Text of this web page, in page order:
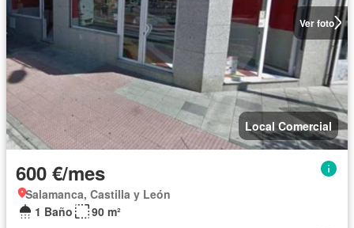
Ver foto
Local Comercial
600 €/mes
Salamanca, Castilla y León
1 Baño
90 m²